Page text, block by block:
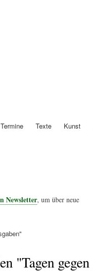
Termine Texte Kunst
Newsletter, um über neue
"Tagen gegen